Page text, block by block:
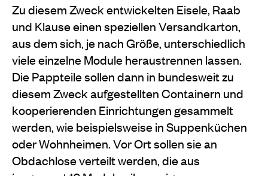
Zu diesem Zweck entwickelten Eisele, Raab
und Klause einen speziellen Versandkarton,
aus dem sich, je nach Größe, unterschiedlich
viele einzelne Module heraustrennen lassen.
Die Pappteile sollen dann in bundesweit zu
diesem Zweck aufgestellten Containern und
kooperierenden Einrichtungen gesammelt
werden, wie beispielsweise in Suppenküchen
oder Wohnheimen. Vor Ort sollen sie an
Obdachlose verteilt werden, die aus